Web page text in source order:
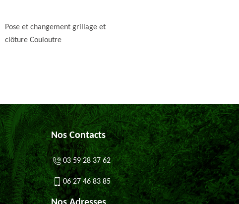
Pose et changement grillage et
clôture Couloutre
Nos Contacts
03 59 28 37 62
06 27 46 83 85